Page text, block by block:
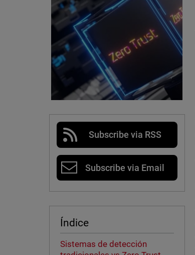
Subscribe via RSS
Subscribe via Email
Índice
Sistemas de detección